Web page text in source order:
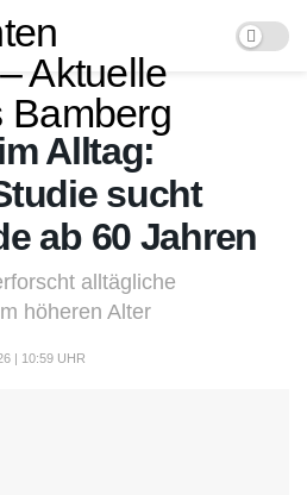
Alltag:
sucht
ab 60 Jahren
alltägliche
höheren Alter
| 10:59 UHR